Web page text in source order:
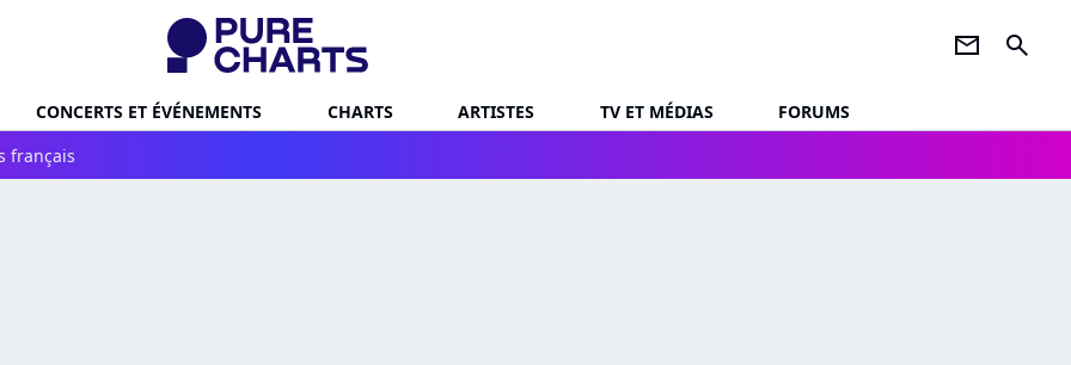
newsletter search
CONCERTS ET ÉVÉNEMENTS CHARTS ARTISTES TV ET MÉDIAS
FORUMS
français